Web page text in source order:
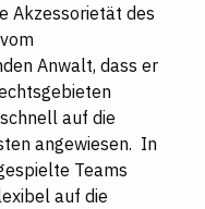
Akzessorietät des
Anwalt, dass er
auf die
angewiesen. In
Teams
auf die